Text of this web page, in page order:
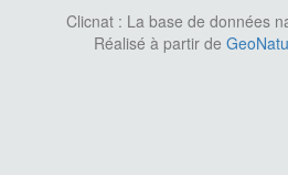
Clicnat : La base de données
Réalisé à partir de